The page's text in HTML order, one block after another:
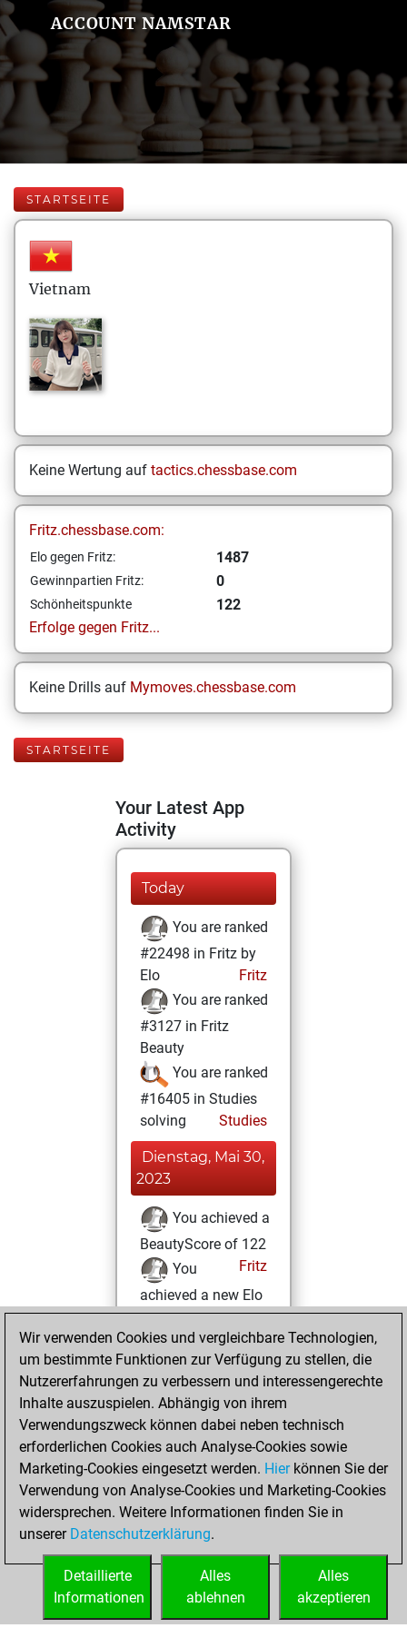
ACCOUNT NAMSTAR
STARTSEITE
Vietnam
Keine Wertung auf tactics.chessbase.com
Fritz.chessbase.com:
Elo gegen Fritz: 1487
Gewinnpartien Fritz: 0
Schönheitspunkte
122
Erfolge gegen Fritz...
Keine Drills auf Mymoves.chessbase.com
STARTSEITE
Your Latest App
Activity
Today
You are ranked
#22498 in Fritz by
Elo
Fritz
You are ranked
#3127 in Fritz
Beauty
You are ranked
#16405 in Studies
solving
Studies
Dienstag, Mai 30,
2023
You achieved a
BeautyScore of 122
Fritz
You
achieved a new Elo
of 1487
Sonntag,
Oktober 23, 2022
You created
your Studies account
Studies
Freitag,
Oktober 21, 2022
You created
your Fritz account
Wir verwenden Cookies und vergleichbare Technologien,
um bestimmte Funktionen zur Verfügung zu stellen, die
Nutzererfahrungen zu verbessern und interessengerechte
Inhalte auszuspielen. Abhängig von ihrem
Verwendungszweck können dabei neben technisch
erforderlichen Cookies auch Analyse-Cookies sowie
Marketing-Cookies eingesetzt werden. Hierkönnen Sie der
Verwendung von Analyse-Cookies und Marketing-Cookies
widersprechen. Weitere Informationen finden Sie in
unserer Datenschutzerklärung.
Alles
akzeptieren
Alles
ablehnen
Detaillierte
Informationen